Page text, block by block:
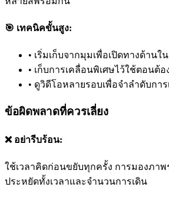
🎯 เทคนิคขั้นสูง:
• เริ่มเก็บจากมุมเพื่อเปิดทางด้านใน
• เก็บการเคลื่อนพิเศษไว้ใช้ตอนต้
• ดูวิดีโอหลายรอบเพื่อจำลำดับกา
ข้อผิดพลาดที่ควรเลี่ยง
❌ อย่ารีบร้อน:
ใช้เวลาคิดก่อนขยับทุกครั้ง การมองภาพ
ประหยัดทั้งเวลาและจำนวนการเดิน